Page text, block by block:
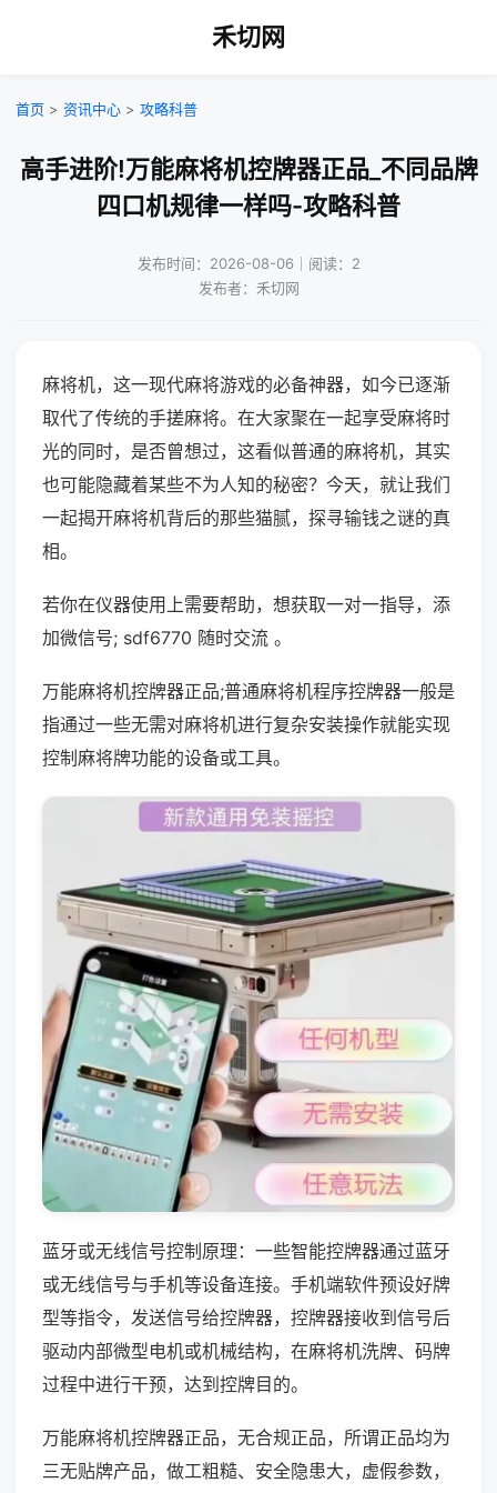
禾切网
首页 > 资讯中心 > 攻略科普
高手进阶!万能麻将机控牌器正品_不同品牌
四口机规律一样吗-攻略科普
发布时间：2026-08-06｜阅读：2
发布者：禾切网
麻将机，这一现代麻将游戏的必备神器，如今已逐渐
取代了传统的手搓麻将。在大家聚在一起享受麻将时
光的同时，是否曾想过，这看似普通的麻将机，其实
也可能隐藏着某些不为人知的秘密？今天，就让我们
一起揭开麻将机背后的那些猫腻，探寻输钱之谜的真
相。
若你在仪器使用上需要帮助，想获取一对一指导，添
加微信号; sdf6770 随时交流 。
万能麻将机控牌器正品;普通麻将机程序控牌器一般是
指通过一些无需对麻将机进行复杂安装操作就能实现
控制麻将牌功能的设备或工具。
蓝牙或无线信号控制原理：一些智能控牌器通过蓝牙
或无线信号与手机等设备连接。手机端软件预设好牌
型等指令，发送信号给控牌器，控牌器接收到信号后
驱动内部微型电机或机械结构，在麻将机洗牌、码牌
过程中进行干预，达到控牌目的。
万能麻将机控牌器正品，无合规正品，所谓正品均为
三无贴牌产品，做工粗糙、安全隐患大，虚假参数，